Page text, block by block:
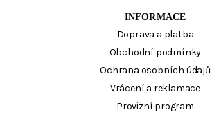
INFORMACE
Doprava a platba
Obchodní podmínky
Ochrana osobních údajů
Vrácení a reklamace
Provizní program